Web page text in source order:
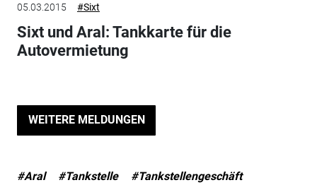
05.03.2015 #Sixt
Sixt und Aral: Tankkarte für die
Autovermietung
WEITERE MELDUNGEN
#Aral #Tankstelle
#Tankstellengeschäft